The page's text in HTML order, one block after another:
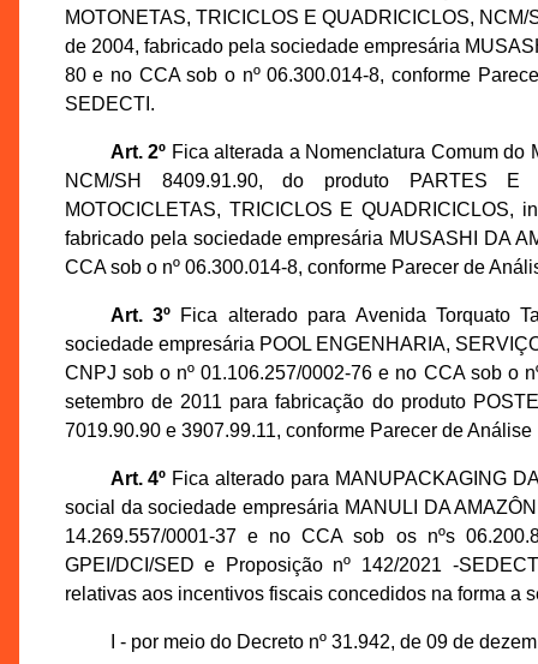
MOTONETAS, TRICICLOS E QUADRICICLOS,
de 2004, fabricado pela sociedade empresária
80 e no CCA sob o nº 06.300.014-8, conforme
SEDECTI.
Art. 2º Fica alterada a Nomenclatura Comum
NCM/SH 8409.91.90, do produto PARTES E
MOTOCICLETAS, TRICICLOS E
fabricado pela sociedade empresária MUSASHI DA
CCA sob o nº 06.300.014-8, conforme Parecer de
Art. 3ºFica alterado para Avenida Torquato
sociedade empresária POOL ENGENHARIA,
CNPJ sob o nº 01.106.257/0002-76 e no CCA sob o
setembro de 2011 para fabricação do produto
7019.90.90 e 3907.99.11, conforme Parecer de
Art. 4º Fica alterado para MANUPACKAGING
social da sociedade empresária MANULI DA
14.269.557/0001-37 e no CCA sob os nºs
GPEI/DCI/SED e Proposição nº 142/2021 -
relativas aos incentivos fiscais concedidos na forma a
I - por meio do Decreto nº 31.942, de 09 de